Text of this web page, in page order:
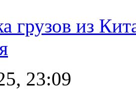
грузов из
23:09